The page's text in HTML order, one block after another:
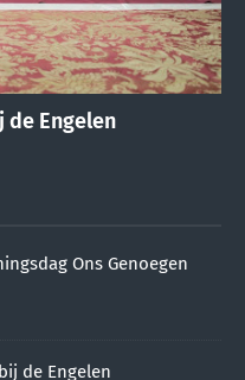
de Engelen
Ons Genoegen
de Engelen